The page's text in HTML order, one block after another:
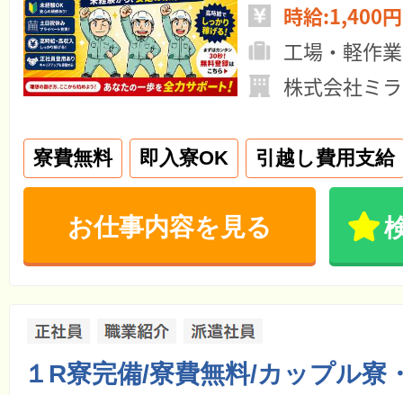
時給:1,400
工場・軽作業
株式会社ミ
寮費無料 即入寮OK 引越し費用支給
お仕事内容を見る
１R寮完備/寮費無料/カップル寮